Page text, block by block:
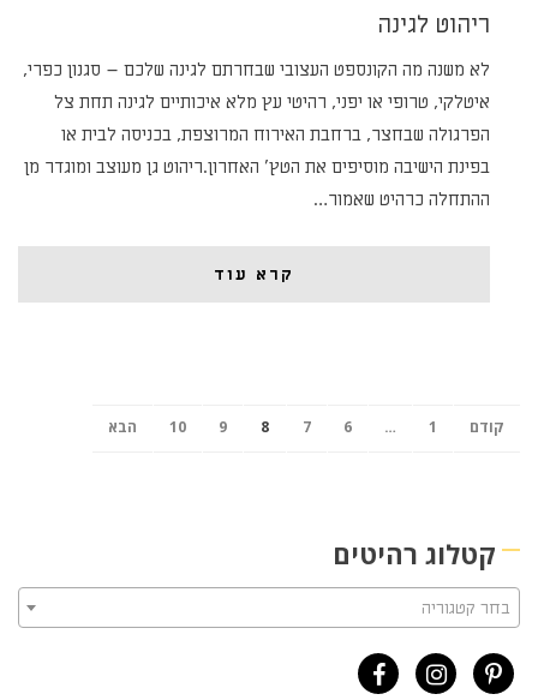
ריהוט לגינה
לא משנה מה הקונספט העצובי שבחרתם לגינה שלכם – סגנון כפרי,
איטלקי, טרופי או יפני, רהיטי עץ מלא איכותיים לגינה תחת צל
הפרגולה שבחצר, ברחבת האירוח המרוצפת, בכניסה לבית או
בפינת הישיבה מוסיפים את הטץ' האחרון.ריהוט גן מעוצב ומוגדר מן
ההתחלה כרהיט שאמור…
קרא עוד
קודם 1
…
6
7
8
9
10 הבא
קטלוג רהיטים
בחר קטגוריה